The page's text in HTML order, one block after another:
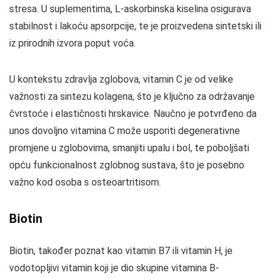
stresa. U suplementima, L-askorbinska kiselina osigurava
stabilnost i lakoću apsorpcije, te je proizvedena sintetski ili
iz prirodnih izvora poput voća.
U kontekstu zdravlja zglobova, vitamin C je od velike
važnosti za sintezu kolagena, što je ključno za održavanje
čvrstoće i elastičnosti hrskavice. Naučno je potvrđeno da
unos dovoljno vitamina C može usporiti degenerativne
promjene u zglobovima, smanjiti upalu i bol, te poboljšati
opću funkcionalnost zglobnog sustava, što je posebno
važno kod osoba s osteoartritisom.
Biotin
Biotin, također poznat kao vitamin B7 ili vitamin H, je
vodotopljivi vitamin koji je dio skupine vitamina B-